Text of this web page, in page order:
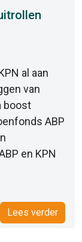
al aan
van
boost
ABP
en KPN
Lees verder